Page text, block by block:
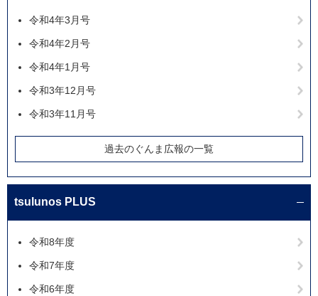
令和4年3月号
令和4年2月号
令和4年1月号
令和3年12月号
令和3年11月号
過去のぐんま広報の一覧
tsulunos PLUS
令和8年度
令和7年度
令和6年度